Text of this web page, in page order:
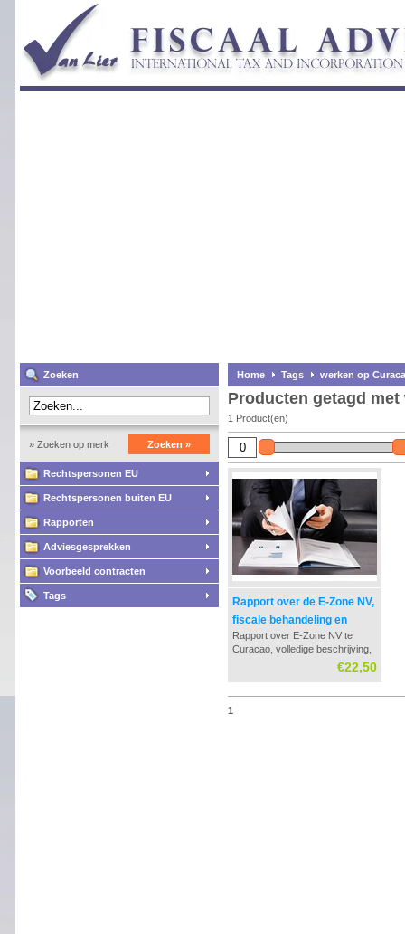
Zoeken
» Zoeken op merk Zoeken »
Rechtspersonen EU
Rechtspersonen buiten EU
Rapporten
Adviesgesprekken
Voorbeeld contracten
Tags
Home Tags werken op
Producten getagd
1 Product(en)
Rapport over de E-Zone NV,
fiscale behandeling en
aandachtspunten
Rapport over E-Zone NV te
Curacao, volledige beschrijving,
succesvol inzetten van deze NV
€22,50
1